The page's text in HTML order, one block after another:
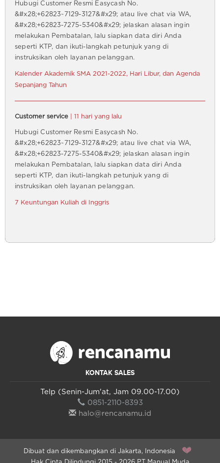
Hubugi Customer Resmi Easycash No.
&#x28;+62823~7129-3127&#x29; atau live chat via WA,
&#x28;+62823-7275-5340&#x29; jelaskan alasan ingin
melakukan Pembatalan, lalu siapkan data diri Anda
seperti KTP, dan ikuti-langkah petunjuk yang di
instruksikan oleh layanan pelanggan.
Kalender Akademik SMA 2021-2022, Hari Libur, dan Agenda
Sepanjang Tahun
Customer service | 11 hari yang lalu
Hubugi Customer Resmi Easycash No.
&#x28;+62823~7129-3127&#x29; atau live chat via WA,
&#x28;+62823-7275-5340&#x29; jelaskan alasan ingin
melakukan Pembatalan, lalu siapkan data diri Anda
seperti KTP, dan ikuti-langkah petunjuk yang di
instruksikan oleh layanan pelanggan.
7 Keuntungan Kuliah di Inggris
KONTAK SALES
Telp (Senin-Jum'at, Jam 09.00-17.00)
0851-2110-8393
halo@rencanamu.id
Dibuat dan dikembangkan di Jakarta, Indonesia